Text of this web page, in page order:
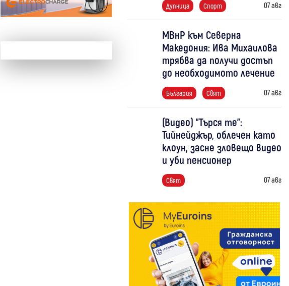
Дупница Спорт 07 авг
МВнР към Северна
Македония: Ива Михаилова
трябва да получи достъп
до необходимото лечение
България Свят 07 авг
(Видео) "Търся те":
Тийнейджър, облечен като
клоун, засне зловещо видео
и уби пенсионер
Свят 07 авг